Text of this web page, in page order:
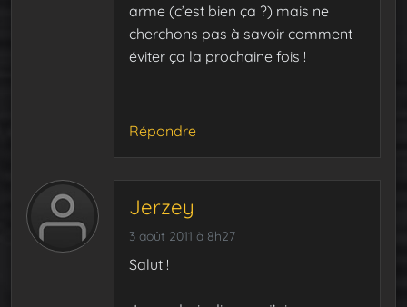
arme (c’est bien ça ?) mais ne
cherchons pas à savoir comment
éviter ça la prochaine fois !
Répondre
Jerzey
3 août 2011 à 8h27
Salut !